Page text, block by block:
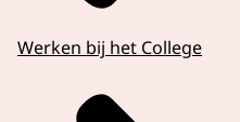
Werken bij het College